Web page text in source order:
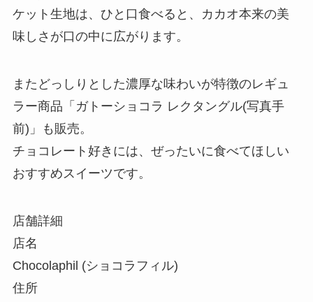
ケット生地は、ひと口食べると、カカオ本来の美
味しさが口の中に広がります。
またどっしりとした濃厚な味わいが特徴のレギュ
ラー商品「ガトーショコラ レクタングル(写真手
前)」も販売。
チョコレート好きには、ぜったいに食べてほしい
おすすめスイーツです。
店舗詳細
店名
Chocolaphil (ショコラフィル)
住所